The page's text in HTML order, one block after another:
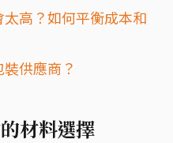
高？如何平衡成本和
供應商？
材料選擇